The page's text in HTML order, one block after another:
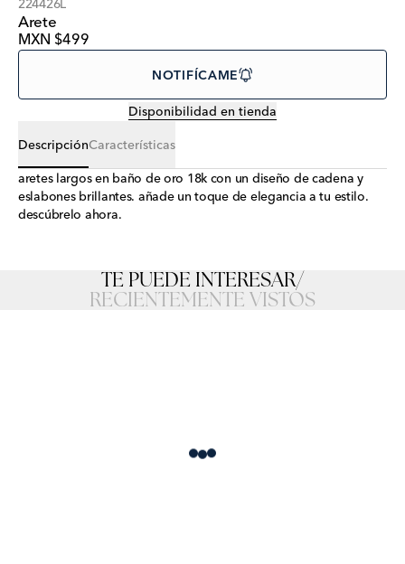
224426L
Arete
MXN $499
NOTIFÍCAME
Disponibilidad en tienda
DescripciónCaracterísticas
aretes largos en baño de oro 18k con un diseño de cadena y
eslabones brillantes. añade un toque de elegancia a tu estilo.
descúbrelo ahora.
TE PUEDE INTERESAR/
RECIENTEMENTE VISTOS
Loading